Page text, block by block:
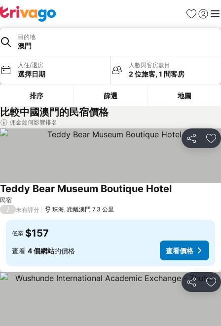
收藏夾
登入 選
目的地
澳門
入住/退房
選擇日期
人數與客房數目
2 位旅客, 1 間客房
排序 篩選 地圖
比較中國澳門的民宿價格
佣金如何影響排名
分享 放
民宿
Teddy Bear Museum Boutique Hotel
/ 未有評分 珠海, 距離澳門 7.3 公里
低至 $157
查看 4 個網站的價格 查看價格
分享 放